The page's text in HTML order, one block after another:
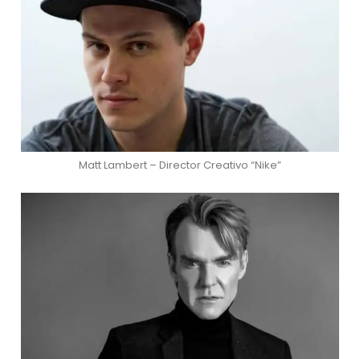
Matt Lambert – Director Creativo “Nike”